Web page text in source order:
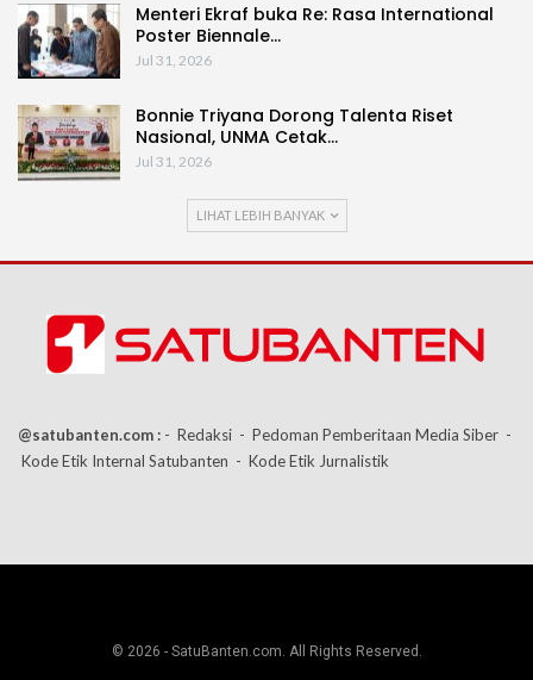
Menteri Ekraf buka Re: Rasa International
Poster Biennale…
Jul 31, 2026
Bonnie Triyana Dorong Talenta Riset
Nasional, UNMA Cetak…
Jul 31, 2026
LIHAT LEBIH BANYAK
@satubanten.com : - Redaksi - Pedoman Pemberitaan Media Siber -
Kode Etik Internal Satubanten - Kode Etik Jurnalistik
© 2026 - SatuBanten.com. All Rights Reserved.